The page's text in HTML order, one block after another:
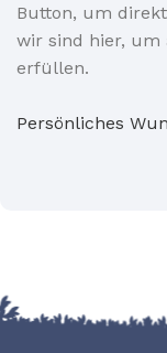
Button, um
wir sind hier, um
erfüllen.
Persönliches